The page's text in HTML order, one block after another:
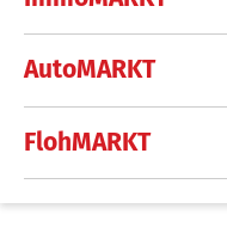
AutoMARKT
FlohMARKT